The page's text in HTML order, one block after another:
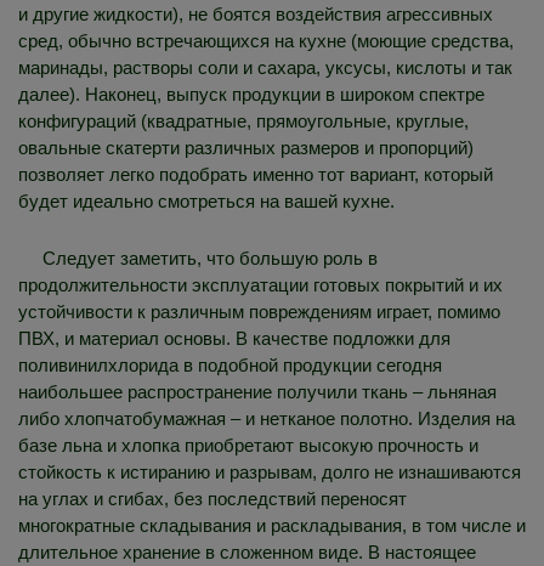
и другие жидкости), не боятся воздействия агрессивных
сред, обычно встречающихся на кухне (моющие средства,
маринады, растворы соли и сахара, уксусы, кислоты и так
далее). Наконец, выпуск продукции в широком спектре
конфигураций (квадратные, прямоугольные, круглые,
овальные скатерти различных размеров и пропорций)
позволяет легко подобрать именно тот вариант, который
будет идеально смотреться на вашей кухне.
Следует заметить, что большую роль в
продолжительности эксплуатации готовых покрытий и их
устойчивости к различным повреждениям играет, помимо
ПВХ, и материал основы. В качестве подложки для
поливинилхлорида в подобной продукции сегодня
наибольшее распространение получили ткань – льняная
либо хлопчатобумажная – и нетканое полотно. Изделия на
базе льна и хлопка приобретают высокую прочность и
стойкость к истиранию и разрывам, долго не изнашиваются
на углах и сгибах, без последствий переносят
многократные складывания и раскладывания, в том числе и
длительное хранение в сложенном виде. В настоящее